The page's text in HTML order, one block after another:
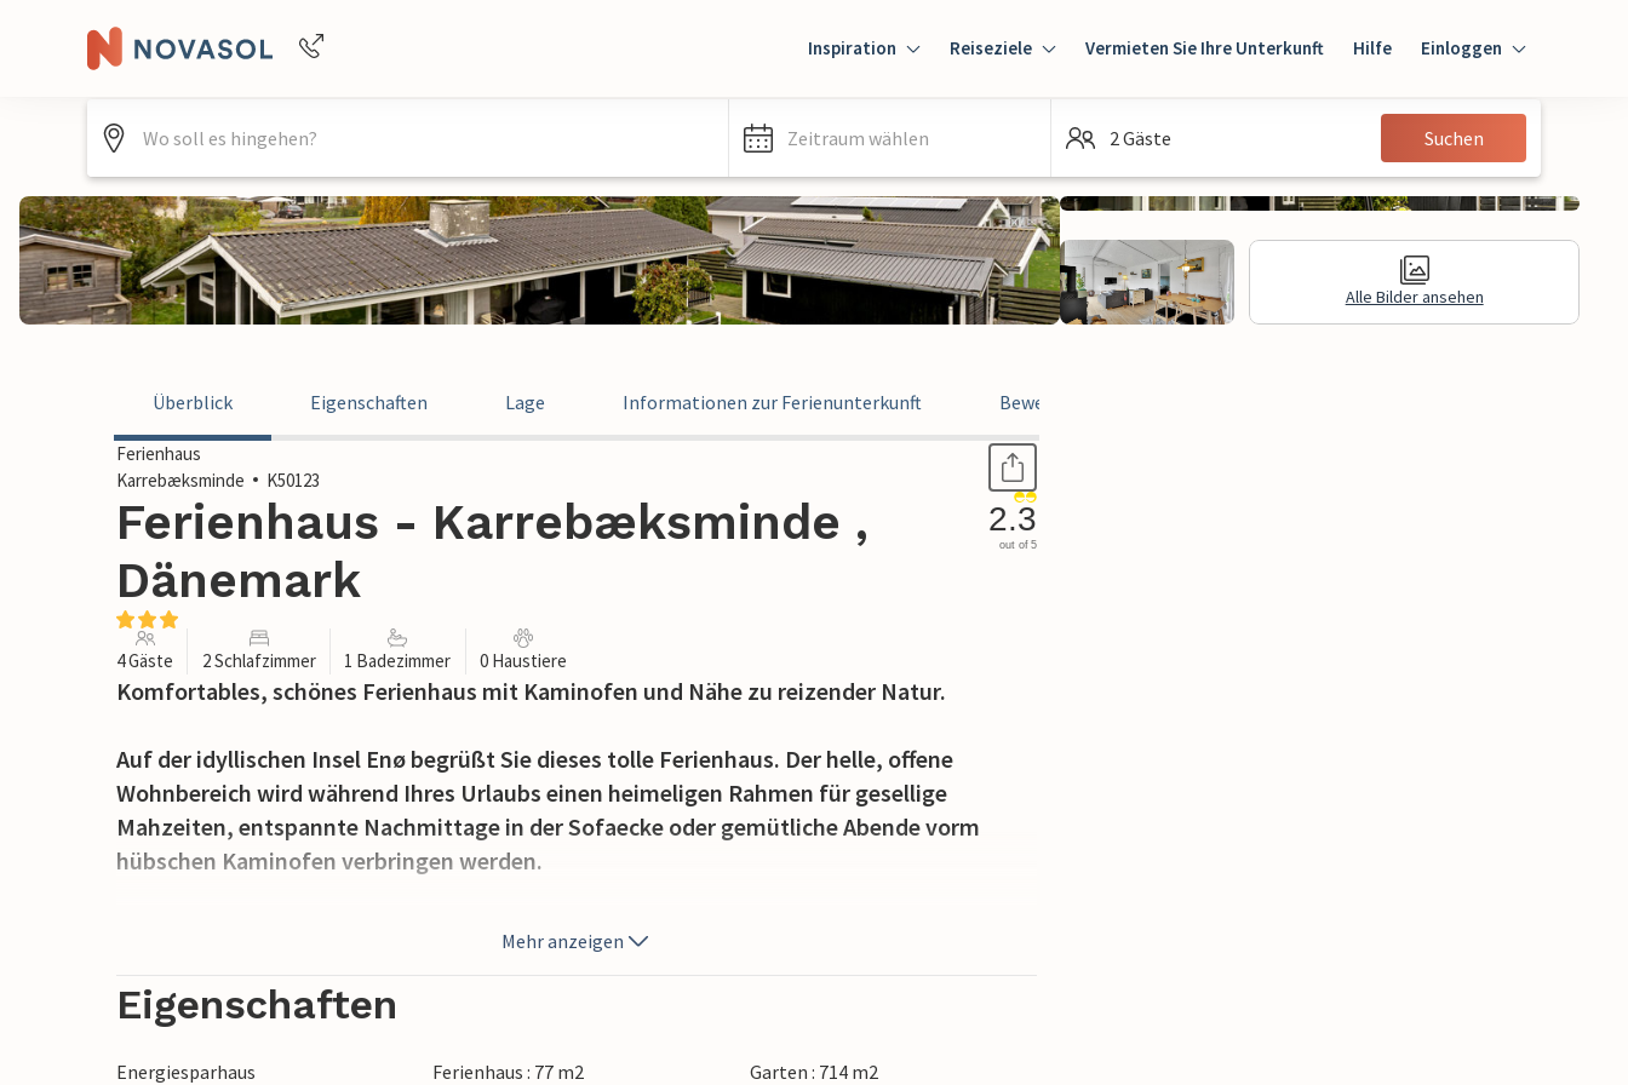
Inspiration Reiseziele Vermieten Sie Ihre Unterkunft Hilfe Einloggen
Einloggen
Gast
Zeitraum wählen 2 Gäste Suchen
Alle Bilder ansehen
Überblick Eigenschaften Lage Informationen zur Ferienunterkunft Bewertungen
Ferienhaus
Karrebæksminde
K50123
Ferienhaus - Karrebæksminde ,
Dänemark
2.3
out of 5
4 Gäste 2 Schlafzimmer 1 Badezimmer 0 Haustiere
Komfortables, schönes Ferienhaus mit Kaminofen und Nähe zu reizender Natur.
Auf der idyllischen Insel Enø begrüßt Sie dieses tolle Ferienhaus. Der helle, offene
Wohnbereich wird während Ihres Urlaubs einen heimeligen Rahmen für gesellige
Mahzeiten, entspannte Nachmittage in der Sofaecke oder gemütliche Abende vorm
hübschen Kaminofen verbringen werden.
Lassen Sie an sonnigen Tagen die Vierbeiner draußen herumschnüffeln und die Kinder auf
der Grünfläche spielen, während Sie in den Gartenmöbeln entspannen oder sich bei einer
Runde Backgammon vergnügen.
Enø liegt in der Bucht von Karrebæksminde und bietet ruhevolle Atmosphäre,
Mehr anzeigen
Eigenschaften
Energiesparhaus Ferienhaus : 77 m2
Garten : 714 m2